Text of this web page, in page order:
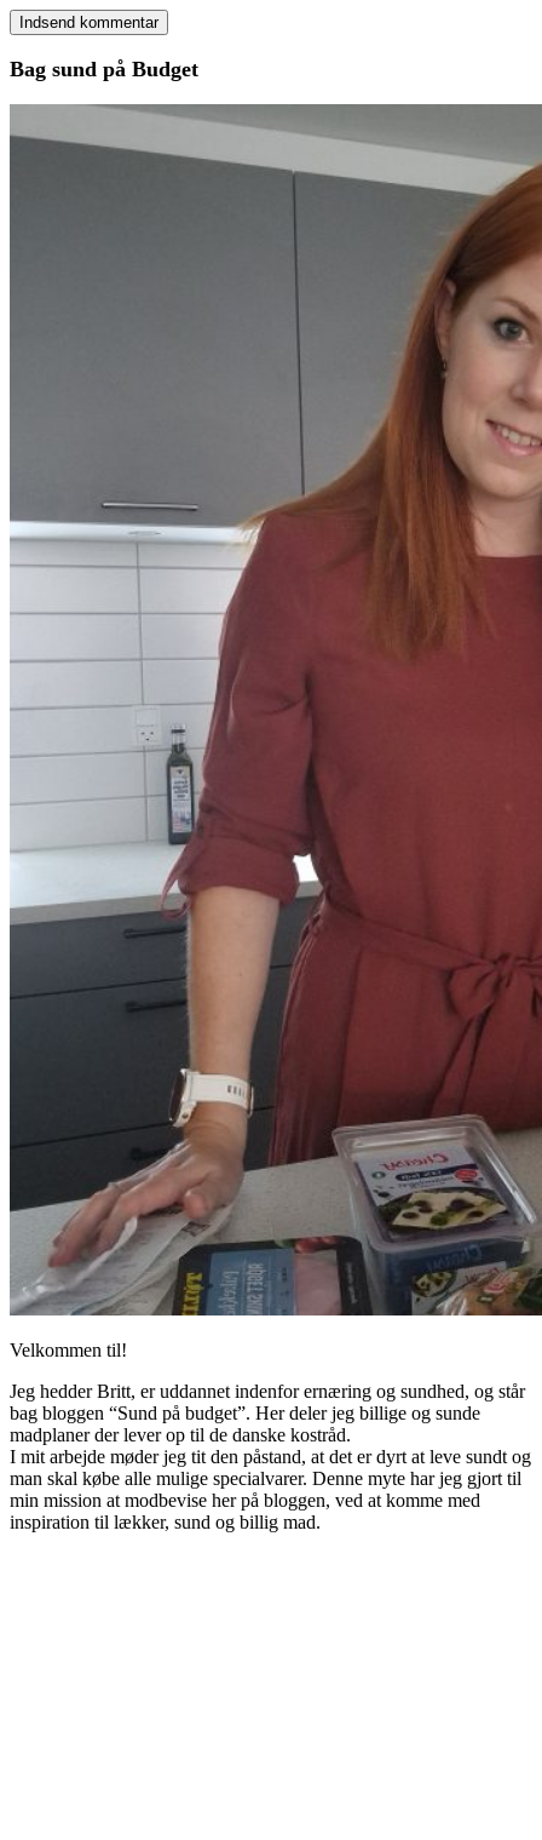
Bag sund på Budget
Velkommen til!
Jeg hedder Britt, er uddannet indenfor ernæring og sundhed, og står
bag bloggen “Sund på budget”. Her deler jeg billige og sunde
madplaner der lever op til de danske kostråd.
I mit arbejde møder jeg tit den påstand, at det er dyrt at leve sundt og
man skal købe alle mulige specialvarer. Denne myte har jeg gjort til
min mission at modbevise her på bloggen, ved at komme med
inspiration til lækker, sund og billig mad.